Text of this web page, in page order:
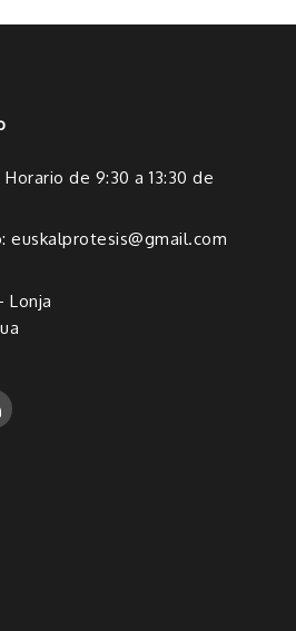
de 9:30 a 13:30 de
euskalprotesis@gmail.com
Lonja